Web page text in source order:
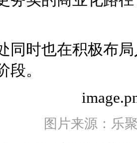
同时也在积极布
段。
图片来源：乐